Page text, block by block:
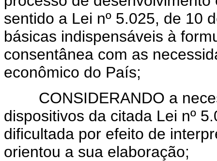
sentido a Lei nº 5.025, de 10
básicas indispensáveis à
consentânea com as
econômico do País;
CONSIDERANDO a
dispositivos da citada Lei nº
dificultada por efeito de
orientou a sua elaboração;